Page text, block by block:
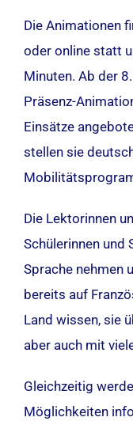
Die Animationen
oder online statt
Minuten. Ab der
Präsenz-
Einsätze
stellen sie
Die Lektorinnen
Schülerinnen und
Sprache nehmen
bereits auf
Land wissen, sie
aber auch mit
Gleichzeitig
Möglichkeiten